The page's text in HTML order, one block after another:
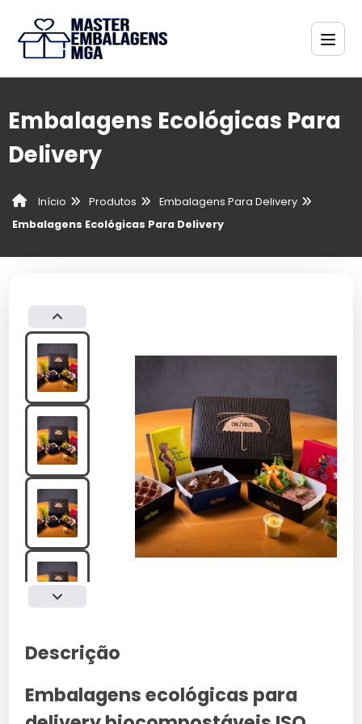
Embalagens Ecológicas Para
Delivery
Início Produtos
Embalagens Para Delivery
Embalagens Ecológicas Para Delivery
Descrição
Embalagens ecológicas para